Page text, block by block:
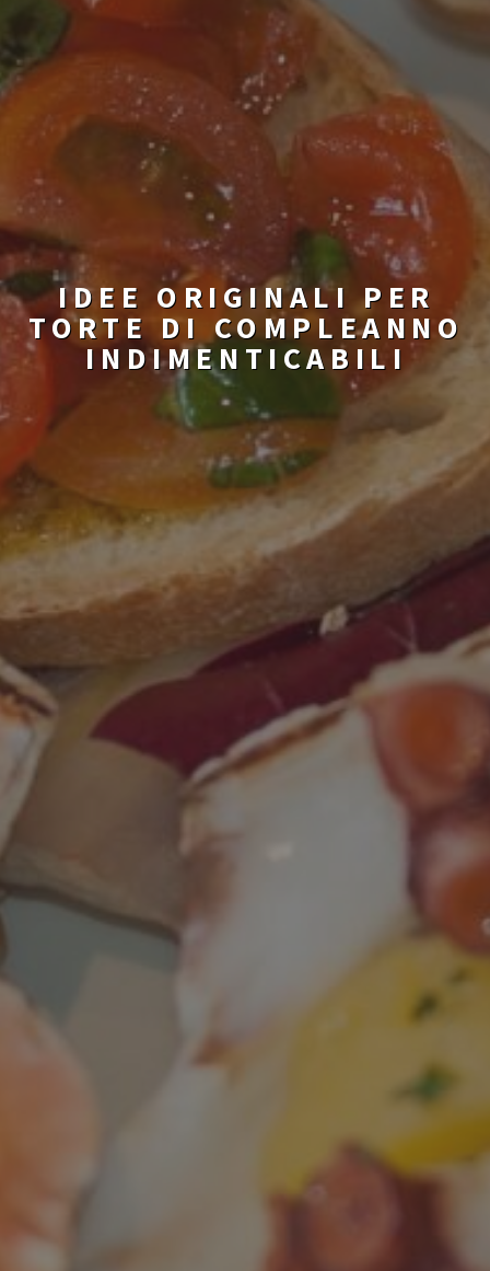
IDEE ORIGINALI PER
TORTE DI COMPLEANNO
INDIMENTICABILI